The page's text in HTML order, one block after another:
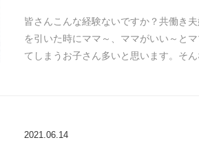
皆さんこんな経験ないですか？共働き
を引いた時にママ～、ママがいい～と
てしまうお子さん多いと思います。そん
2021.06.14